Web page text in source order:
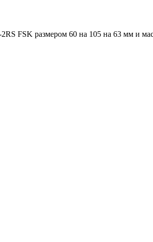
FSK размером 60 на 105 на 63 мм и